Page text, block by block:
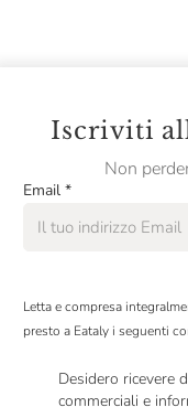
Iscriviti
Non
Email *
Letta e compresa
presto a Eataly i seguenti
Desidero ricevere
commerciali e